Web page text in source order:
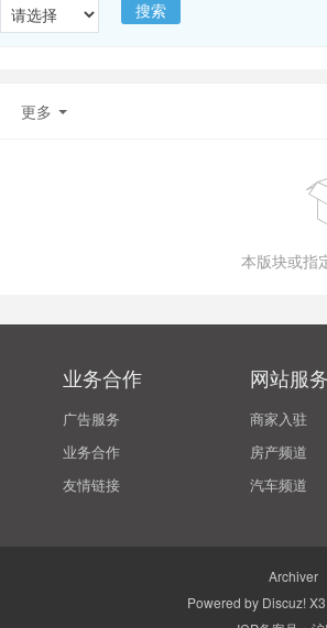
搜索
更多
本版块或指
业务合作
广告服务
业务合作
友情链接
网站服务
商家入驻
房产频道
汽车频道
Archiver
Powered by Discuz!